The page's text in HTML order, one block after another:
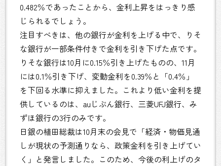
0.482％であったことから、金利上昇をはっきり感
じられるでしょう。
注目すべきは、他の銀行が金利を上げる中で、りそ
な銀行が一部条件付きで金利を引き下げた点です。
りそな銀行は10月に0.15％引き上げたものの、11月
には0.1％引き下げ、変動金利を0.39％と「0.4％」
を下回る水準に抑えました。これより低い金利を提
供しているのは、auじぶん銀行、三菱UFJ銀行、み
ずほ銀行の3行のみです。
日銀の植田総裁は10月末の会見で「経済・物価見通
しが現状の予測通りなら、政策金利を引き上げてい
く」と発言しました。このため、今後の利上げのタ